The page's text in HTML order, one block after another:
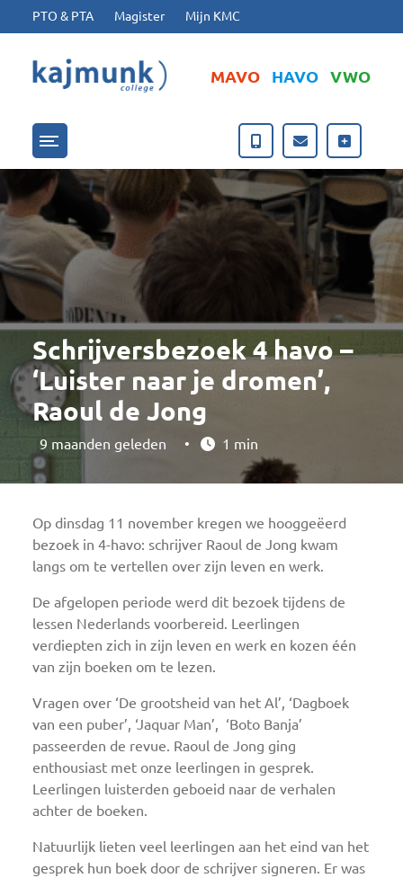
Ga naar hoofdinhoud
Ga naar footer
PTO & PTA Magister Mijn KMC
MAVO HAVO VWO
Menu openen/sluiten
Schrijversbezoek 4 havo –
‘Luister naar je dromen’,
Raoul de Jong
9 maanden geleden • 1 min
Op dinsdag 11 november kregen we hooggeëerd
bezoek in 4-havo: schrijver Raoul de Jong kwam
langs om te vertellen over zijn leven en werk.
De afgelopen periode werd dit bezoek tijdens de
lessen Nederlands voorbereid. Leerlingen
verdiepten zich in zijn leven en werk en kozen één
van zijn boeken om te lezen.
Vragen over ‘De grootsheid van het Al’, ‘Dagboek
van een puber’, ‘Jaquar Man’, ‘Boto Banja’
passeerden de revue. Raoul de Jong ging
enthousiast met onze leerlingen in gesprek.
Leerlingen luisterden geboeid naar de verhalen
achter de boeken.
Natuurlijk lieten veel leerlingen aan het eind van het
gesprek hun boek door de schrijver signeren. Er was